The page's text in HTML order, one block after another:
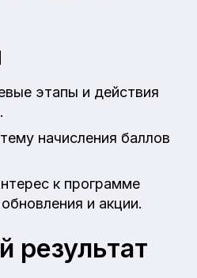
этапы и действия
начисления баллов
к программе
и акции.